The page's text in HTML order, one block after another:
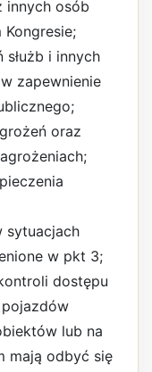
innych osób
służb i innych
zapewnienie
oraz
sytuacjach
w pkt 3;
dostępu
lub na
mają odbyć się